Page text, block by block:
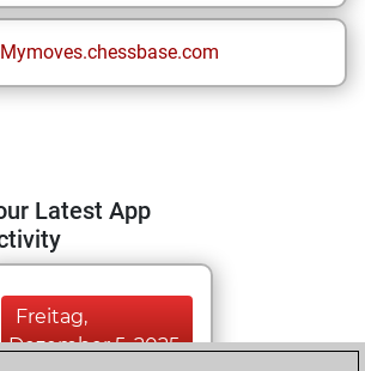
Mymoves.chessbase.com
Latest App
Freitag,
Dezember 5, 2025